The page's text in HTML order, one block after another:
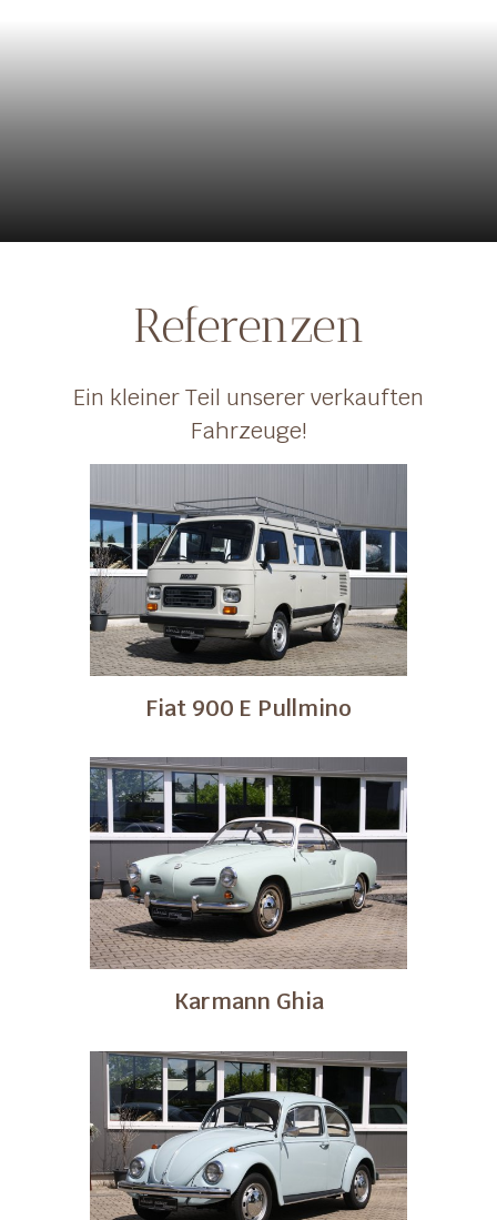
Referenzen
Ein kleiner Teil unserer verkauften
Fahrzeuge!
Fiat 900 E Pullmino
Karmann Ghia